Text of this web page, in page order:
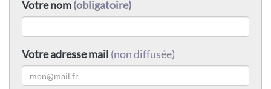
Votre nom(obligatoire)
Votre adresse mail (non diffusée)